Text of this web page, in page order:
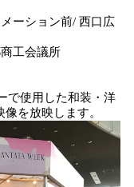
ーション前/ 西口広
工会議所
で使用した和装・洋
を放映します。